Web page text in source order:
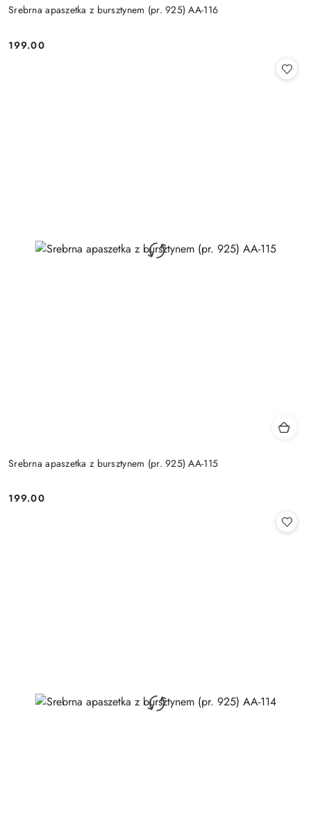
Srebrna apaszetka z bursztynem (pr. 925) AA-116
Cena:
199.00
Srebrna apaszetka z bursztynem (pr. 925) AA-115
Cena:
199.00